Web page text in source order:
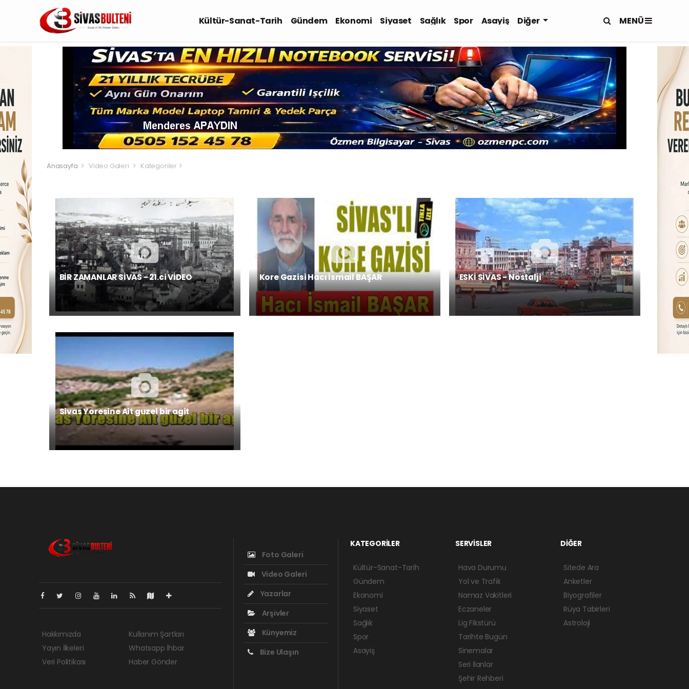
Kültür-Sanat-Tarih Gündem Ekonomi Siyaset Sağlık Spor Asayiş Diğer MENÜ
Anasayfa Video Galeri Kategoriler
BİR ZAMANLAR SİVAS - 21.ci VİDEO Kore Gazisi Hacı İsmail BAŞAR ESKİ SİVAS - Nostalji
Sivas Yoresine Ait guzel bir agit
Hakkımızda
Yayın İlkeleri
Veri Politikası
Kullanım Şartları
Whatsapp İhbar
Haber Gönder
Foto Galeri
Video Galeri
Yazarlar
Arşivler
Künyemiz
Bize Ulaşın
KATEGORİLER
Kültür-Sanat-Tarih
Gündem
Ekonomi
Siyaset
Sağlık
Spor
Asayiş
SERVİSLER
Hava Durumu
Yol ve Trafik
Namaz Vakitleri
Eczaneler
Lig Fikstürü
Tarihte Bugün
Sinemalar
Seri İlanlar
Şehir Rehberi
DİĞER
Sitede Ara
Anketler
Biyografiler
Rüya Tabirleri
Astroloji